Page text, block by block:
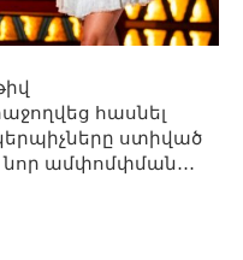
հասնել
ստիված
նոր ամփոմփման․․․